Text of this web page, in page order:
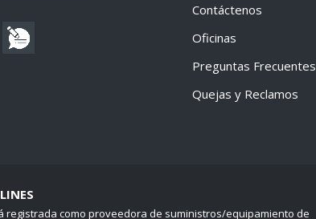
Contáctenos
Oficinas
Preguntas Frecuentes
Quejas y Reclamos
registrada como proveedora de suministros/equipamiento de